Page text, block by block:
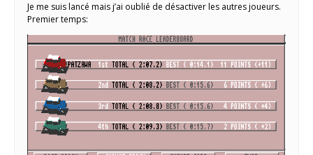
Je me suis lancé mais j’ai oublié de désactiver les autres joueurs.
Premier temps: